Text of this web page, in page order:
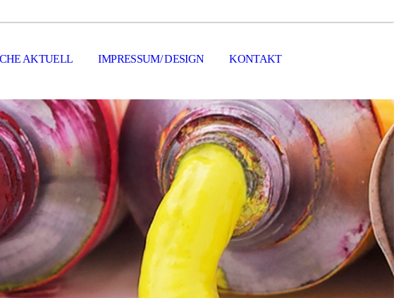
AKTUELL IMPRESSUM/ DESIGN KONTAKT